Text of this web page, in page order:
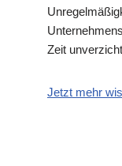
Zeit
Jetzt mehr